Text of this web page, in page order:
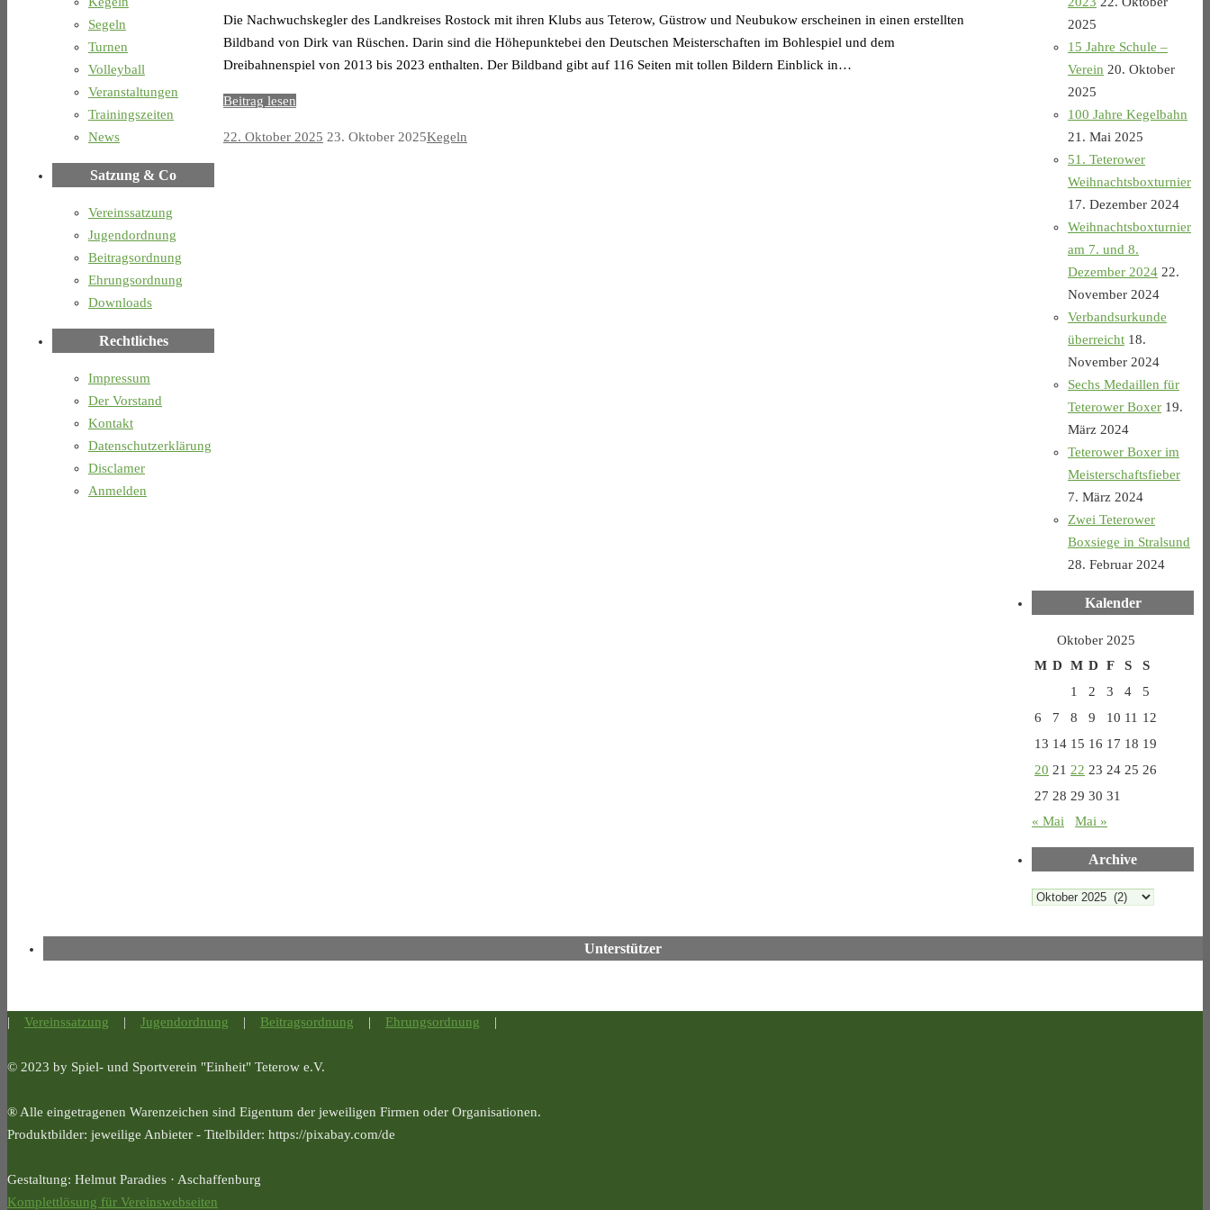
Die Nachwuchskegler des Landkreises Rostock mit ihren Klubs aus Teterow, Güstrow und Neubukow erscheinen in einen erstellten
Bildband von Dirk van Rüschen. Darin sind die Höhepunktebei den Deutschen Meisterschaften im Bohlespiel und dem
Dreibahnenspiel von 2013 bis 2023 enthalten. Der Bildband gibt auf 116 Seiten mit tollen Bildern Einblick in…
Beitrag lesen
22. Oktober 2025 23. Oktober 2025Kegeln
Segeln
Turnen
Volleyball
Veranstaltungen
Trainingszeiten
News
Satzung & Co
Vereinssatzung
Jugendordnung
Beitragsordnung
Ehrungsordnung
Downloads
Rechtliches
Impressum
Der Vorstand
Kontakt
Datenschutzerklärung
Disclamer
Anmelden
2025
15 Jahre Schule –
Verein 20. Oktober
2025
100 Jahre Kegelbahn
21. Mai 2025
51. Teterower
Weihnachtsboxturnier
17. Dezember 2024
Weihnachtsboxturnier
am 7. und 8.
Dezember 2024 22.
November 2024
Verbandsurkunde
überreicht 18.
November 2024
Sechs Medaillen für
Teterower Boxer 19.
März 2024
Teterower Boxer im
Meisterschaftsfieber
7. März 2024
Zwei Teterower
Boxsiege in Stralsund
28. Februar 2024
Kalender
Oktober 2025
M D M D F S
S
1
2 3 4
5
6
7 8 9 10 11 12
13 14 15 16 17 18 19
20 21 22 23 24 25 26
27 28 29 30 31
« Mai
Mai »
Archive
Archive
Unterstützer
| Vereinssatzung | Jugendordnung | Beitragsordnung | Ehrungsordnung |
© 2023 by Spiel- und Sportverein "Einheit" Teterow e.V.
® Alle eingetragenen Warenzeichen sind Eigentum der jeweiligen Firmen oder Organisationen.
Produktbilder: jeweilige Anbieter - Titelbilder: https://pixabay.com/de
Gestaltung: Helmut Paradies · Aschaffenburg
Komplettlösung für Vereinswebseiten